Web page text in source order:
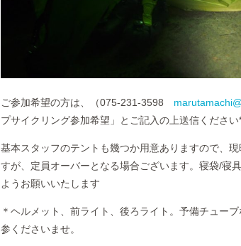
ご参加希望の方は、（075-231-3598
プサイクリング参加希望」とご記入の上送信ください
基本スタッフのテントも幾つか用意ありますので、
すが、定員オーバーとなる場合ございます。寝袋/寝
ようお願いいたします
＊ヘルメット、前ライト、後ろライト。予備チュー
参くださいませ。